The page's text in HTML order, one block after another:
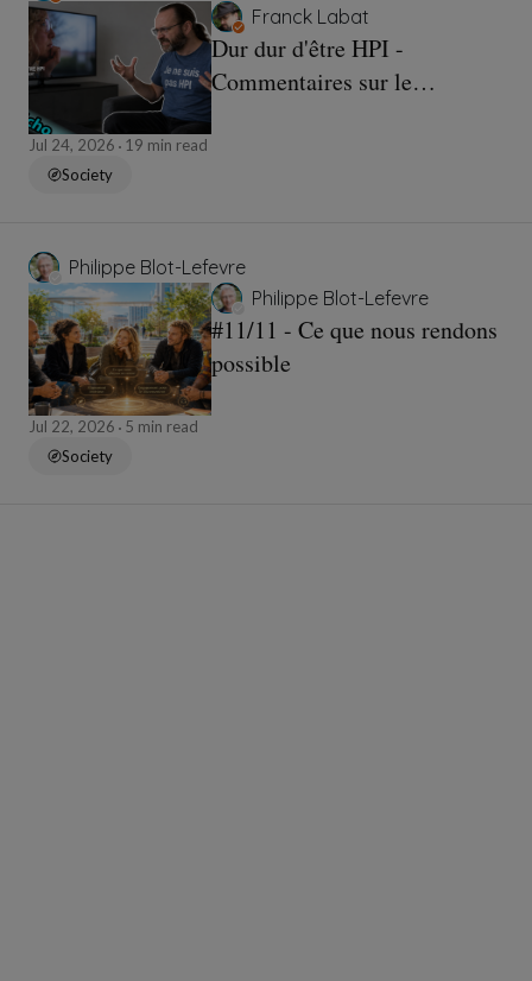
Franck Labat
Dur dur d'être HPI -
Commentaires sur le
Jul 24, 2026
19 min read
Society
Philippe Blot-Lefevre
Philippe Blot-Lefevre
#11/11 - Ce que nous rendons
possible
Jul 22, 2026
5 min read
Society